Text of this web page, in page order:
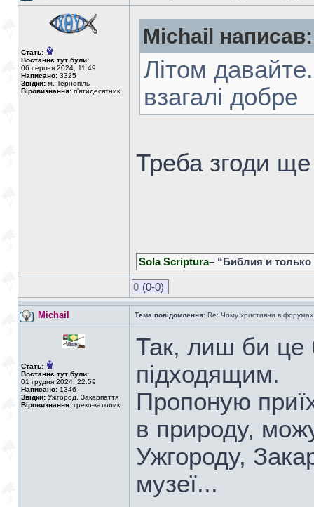
Стать:
Востаннє тут були:
06 серпня 2024, 11:49
Написано: 3325
Звідки: м. Тернопіль
Віровизнання: п'ятидесятник
Michail написав:
Літом
взагалі добре
Треба згоди
Sola Scriptura– “Библия и
0 (0-0)
Michail Тема повідомлення: Re: Чому християни в форумах
Стать:
Востаннє тут були:
01 грудня 2024, 22:59
Написано: 1346
Звідки: Ужгород, Закарпаття
Віровизнання: греко-католик
Так, лиш би це
підходящим.
Пропоную
в природу,
Ужгороду,
музеї...